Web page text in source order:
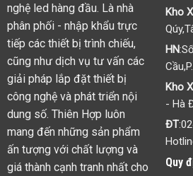
nghệ led hàng đầu. Là nhà
phân phối - nhập khẩu trực
tiếp các thiết bị trình chiếu,
cũng như dịch vụ tư vấn các
giải pháp lắp đặt thiết bị
công nghệ và phát triển nội
dung số. Thiên Hợp luôn
mang đến những sản phẩm
ấn tượng với chất lượng và
giá thành cạnh tranh nhất cho
Kho
HN
Kho
- Hà
ĐT:
Quy